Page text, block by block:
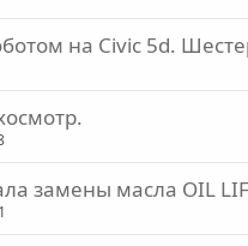
на Civic 5d.
замены масла OIL